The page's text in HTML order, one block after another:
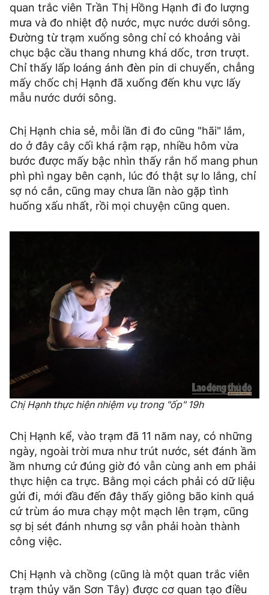
quan trắc viên Trần Thị Hồng Hạnh đi đo lượng
mưa và đo nhiệt độ nước, mực nước dưới sông.
Đường từ trạm xuống sông chỉ có khoảng vài
chục bậc cầu thang nhưng khá dốc, trơn trượt.
Chỉ thấy lấp loáng ánh đèn pin di chuyển, chẳng
mấy chốc chị Hạnh đã xuống đến khu vực lấy
mẫu nước dưới sông.
Chị Hạnh chia sẻ, mỗi lần đi đo cũng "hãi" lắm,
do ở đây cây cối khá rậm rạp, nhiều hôm vừa
bước được mấy bậc nhìn thấy rắn hổ mang phun
phì phì ngay bên cạnh, lúc đó thật sự lo lắng, chỉ
sợ nó cắn, cũng may chưa lần nào gặp tình
huống xấu nhất, rồi mọi chuyện cũng quen.
Chị Hạnh thực hiện nhiệm vụ trong "ốp" 19h
Chị Hạnh kể, vào trạm đã 11 năm nay, có những
ngày, ngoài trời mưa như trút nước, sét đánh ầm
ầm nhưng cứ đúng giờ đó vẫn cùng anh em phải
thực hiện ca trực. Bằng mọi cách phải có dữ liệu
gửi đi, mới đầu đến đây thấy giông bão kinh quá
cứ trùm áo mưa chạy một mạch lên trạm, cũng
sợ bị sét đánh nhưng sợ vẫn phải hoàn thành
công việc.
Chị Hạnh và chồng (cũng là một quan trắc viên
trạm thủy văn Sơn Tây) được cơ quan tạo điều